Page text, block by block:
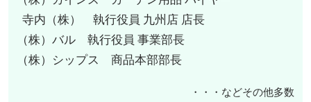
寺内（株） 執行役員 九州店 店長
（株）バル 執行役員 事業部長
（株）シップス 商品本部部長
・・・などその他多数